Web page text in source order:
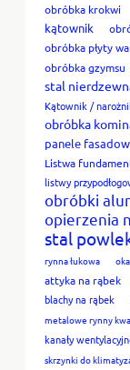
obróbka krokwi
kątownik
obróbka płyty
obróbka gzymsu
stal
Kątownik /
obróbka
panele
Listwa
listwy
obróbki
opierzenia
stal
rynna łukowa
attyka na rąbek
blachy na rąbek
metalowe rynny
kanały
skrzynki do